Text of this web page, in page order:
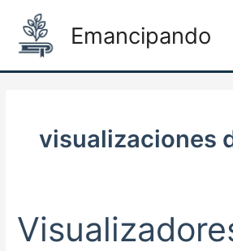
contenido
Emancipando
visualizaciones
Visualizadores
de